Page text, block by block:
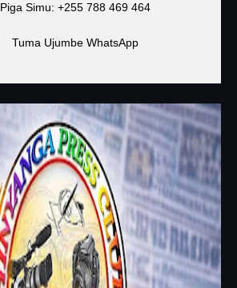
Piga Simu: +255 788 469 464
Tuma Ujumbe WhatsApp